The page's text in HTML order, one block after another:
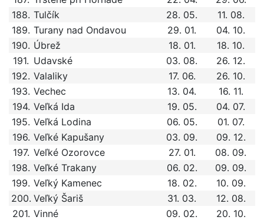
188. Tulčík 28. 05.
11. 08.
189. Turany nad Ondavou 29. 01.
04. 10.
190. Úbrež 18. 01.
18. 10.
191. Udavské 03. 08.
26. 12.
192. Valaliky 17. 06.
26. 10.
193. Vechec 13. 04.
16. 11.
194. Veľká Ida 19. 05.
04. 07.
195. Veľká Lodina 06. 05.
01. 07.
196. Veľké Kapušany 03. 09.
09. 12.
197. Veľké Ozorovce 27. 01.
08. 09.
198. Veľké Trakany 06. 02.
09. 09.
199. Veľký Kamenec 18. 02.
10. 09.
200. Veľký Šariš 31. 03.
12. 08.
201. Vinné 09. 02.
20. 10.